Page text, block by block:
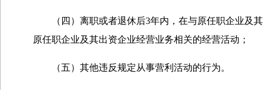
（四）离职或者退休后3年内，在与原任职企业及其
原任职企业及其出资企业经营业务相关的经营活动；
（五）其他违反规定从事营利活动的行为。